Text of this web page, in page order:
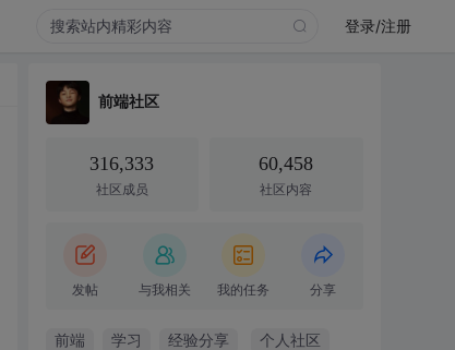
登录/注册
前端社区
316,333
社区成员
60,458
社区内容
发帖 与我相关 我的任务 分享
前端 学习 经验分享 个人社区